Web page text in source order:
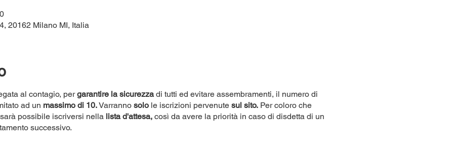
20162 Milano MI, Italia
al contagio, pergarantire la sicurezzadi tutti ed evitare assembramenti, il numero di
ad un massimo di 10.Varranno solole iscrizioni pervenute sul sito.Per coloro che
possibile iscriversi nella lista d'attesa,così da avere la priorità in caso di disdetta di un
successivo.